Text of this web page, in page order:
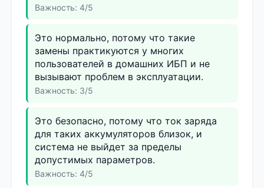
Важность: 4/5
Это нормально, потому что такие
замены практикуются у многих
пользователей в домашних ИБП и не
вызывают проблем в эксплуатации.
Важность: 3/5
Это безопасно, потому что ток заряда
для таких аккумуляторов близок, и
система не выйдет за пределы
допустимых параметров.
Важность: 4/5